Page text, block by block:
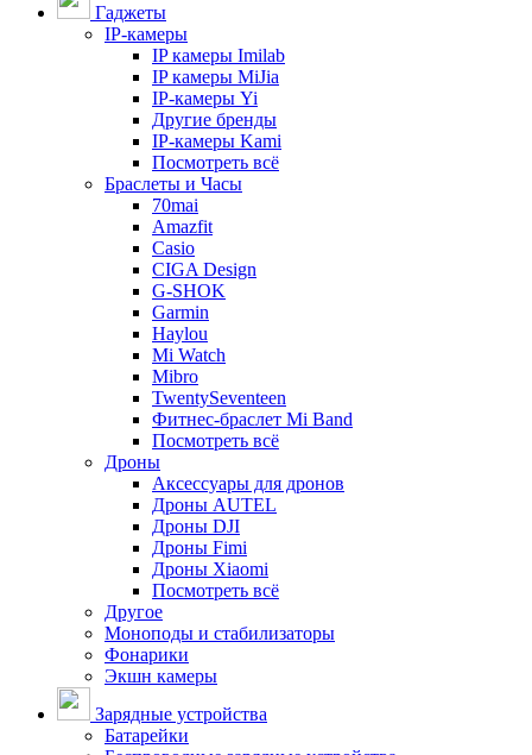
Гаджеты
IP-камеры
IP камеры Imilab
IP камеры MiJia
IP-камеры Yi
Другие бренды
IP-камеры Kami
Посмотреть всё
Браслеты и Часы
70mai
Amazfit
Casio
CIGA Design
G-SHOK
Garmin
Haylou
Mi Watch
Mibro
TwentySeventeen
Фитнес-браслет Mi Band
Посмотреть всё
Дроны
Аксессуары для дронов
Дроны AUTEL
Дроны DJI
Дроны Fimi
Дроны Xiaomi
Посмотреть всё
Другое
Моноподы и стабилизаторы
Фонарики
Экшн камеры
Зарядные устройства
Батарейки